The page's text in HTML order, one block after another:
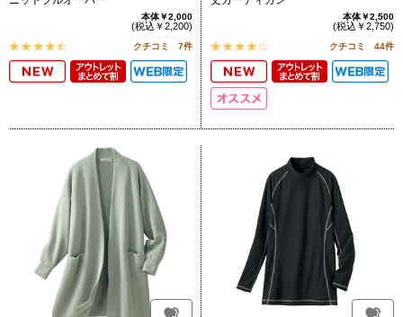
本体￥2,000
(税込￥2,200)
クチコミ 7件
本体￥2,500
(税込￥2,750)
クチコミ 44件